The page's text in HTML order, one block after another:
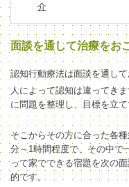
介
面談を通して治療をお
認知行動療法は面談を通し
人によって認知は違ってき
に問題を整理し、目標を立
そこからその方に合った各
分～1時間程度で、その中で
って家でできる宿題を次の
的です。